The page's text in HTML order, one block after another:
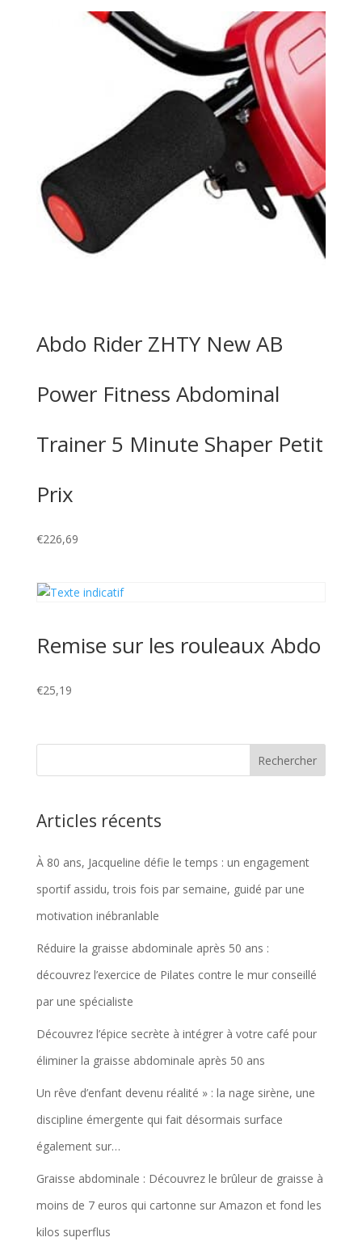
Abdo Rider ZHTY New AB
Power Fitness Abdominal
Trainer 5 Minute Shaper Petit
Prix
€226,69
Remise sur les rouleaux Abdo
€25,19
Articles récents
À 80 ans, Jacqueline défie le temps : un engagement
sportif assidu, trois fois par semaine, guidé par une
motivation inébranlable
Réduire la graisse abdominale après 50 ans :
découvrez l’exercice de Pilates contre le mur conseillé
par une spécialiste
Découvrez l’épice secrète à intégrer à votre café pour
éliminer la graisse abdominale après 50 ans
Un rêve d’enfant devenu réalité » : la nage sirène, une
discipline émergente qui fait désormais surface
également sur…
Graisse abdominale : Découvrez le brûleur de graisse à
moins de 7 euros qui cartonne sur Amazon et fond les
kilos superflus